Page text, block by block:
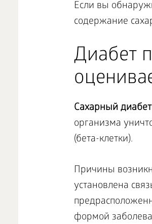
Если вы
содержание
Диабет
Сахарный
организма
(бета-клетки).
Причины
установлена
формой